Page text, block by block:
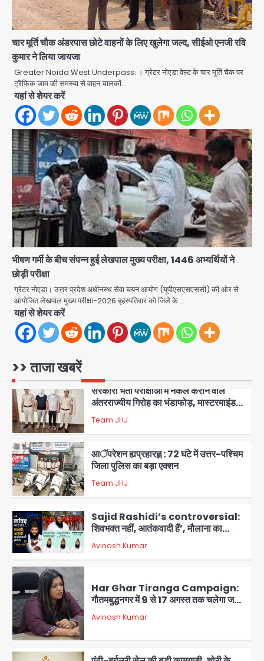
चार मूर्ति चौक अंडरपास छोटे वाहनों के लिए खुलेगा जल्द, सीईओ एनजी रवि
कुमार ने लिया जायजा
Greater Noida West Underpass: । ग्रेटर नोएडा वेस्ट के चार मूर्ति चैक पर
ट्रैफिक जाम की समस्या से वाहन चालकों…
यहां से शेयर करें
भीषण गर्मी के बीच संपन्न हुई लेखपाल मुख्य परीक्षा, 1446 अभ्यर्थियों ने
छोड़ी परीक्षा
ग्रेटर नोएडा। उत्तर प्रदेश अधीनस्थ सेवा चयन आयोग (यूपीएसएसएससी) की ओर से
आयोजित लेखपाल मुख्य परीक्षा-2026 बृहस्पतिवार को जिले के…
यहां से शेयर करें
>> ताजा खबरें
3
सरकारी भर्ती परीक्षाओं में नकल कराने वाले
अंतरराज्यीय गिरोह का भंडाफोड़, मास्टरमाइंड
समेत 7 गिरफ्तार
Team JHJ
4
आॅपरेशन ह्यप्रहारह्ण : 72 घंटे में उत्तर-पश्चिम
Team JHJ
5
Sajid Rashidi’s controversial:
शिवभक्त नहीं, आतंकवादी हैं’, मौलाना का
कांवड़ियों पर विवादित बयान, BJP विधायक ने
कराई FIR, NSA की मांग
Avinash Kumar
1
Har Ghar Tiranga Campaign:
गौतमबुद्धनगर में 9 से 17 अगस्त तक चलेगा जन-
जागरूकता महाअभियान, डीएम ने की समीक्षा
बैठक
Avinash Kumar
2
एंटी-बर्गलरी सेल की बड़ी कामयाबी, चोरी के
माल की खरीद-फरोख्त करने वाले गिरोह का
3
समेत 7 गिरफ्तार
Team JHJ
4
आॅपरेशन ह्यप्रहारह्ण : 72 घंटे में उत्तर-पश्चिम
जिला पुलिस का बड़ा एक्शन
5
Sajid Rashidi’s controversial:
शिवभक्त नहीं, आतंकवादी हैं’, मौलाना का
कांवड़ियों पर विवादित बयान, BJP विधायक ने
कराई FIR, NSA की मांग
1
Har Ghar Tiranga Campaign:
गौतमबुद्धनगर में 9 से 17 अगस्त तक चलेगा जन-
बैठक
एंटी-बर्गलरी सेल की बड़ी कामयाबी, चोरी के